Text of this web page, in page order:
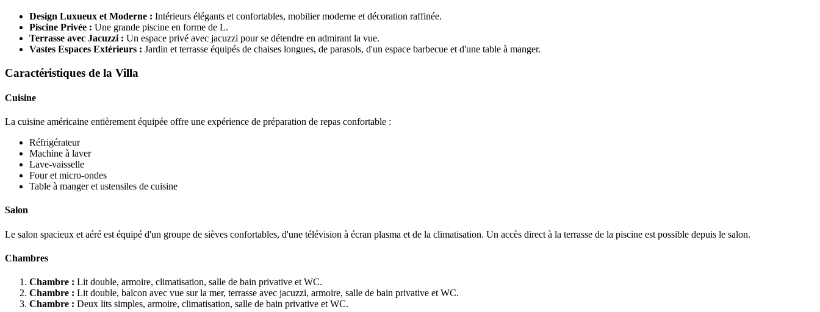
Design Luxueux et Moderne : Intérieurs élégants et confortables, mobilier moderne et décoration raffinée.
Piscine Privée : Une grande piscine en forme de L.
Terrasse avec Jacuzzi : Un espace privé avec jacuzzi pour se détendre en admirant la vue.
Vastes Espaces Extérieurs : Jardin et terrasse équipés de chaises longues, de parasols, d'un espace barbecue et d'une table à manger.
Caractéristiques de la Villa
Cuisine
La cuisine américaine entièrement équipée offre une expérience de préparation de repas confortable :
Réfrigérateur
Machine à laver
Lave-vaisselle
Four et micro-ondes
Table à manger et ustensiles de cuisine
Salon
Le salon spacieux et aéré est équipé d'un groupe de sièves confortables, d'une télévision à écran plasma et de la climatisation. Un accès direct à la terrasse de la piscine est possible depuis le salon.
Chambres
Chambre : Lit double, armoire, climatisation, salle de bain privative et WC.
Chambre : Lit double, balcon avec vue sur la mer, terrasse avec jacuzzi, armoire, salle de bain privative et WC.
Chambre : Deux lits simples, armoire, climatisation, salle de bain privative et WC.